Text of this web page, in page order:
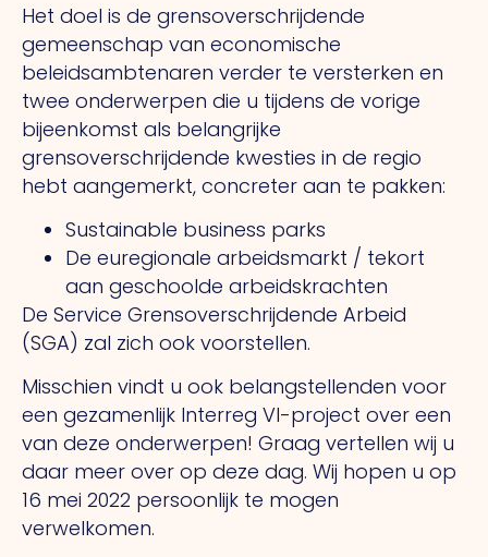
Het doel is de grensoverschrijdende
gemeenschap van economische
beleidsambtenaren verder te versterken en
twee onderwerpen die u tijdens de vorige
bijeenkomst als belangrijke
grensoverschrijdende kwesties in de regio
hebt aangemerkt, concreter aan te pakken:
Sustainable business parks
De euregionale arbeidsmarkt / tekort
aan geschoolde arbeidskrachten
De Service Grensoverschrijdende Arbeid
(SGA) zal zich ook voorstellen.
Misschien vindt u ook belangstellenden voor
een gezamenlijk Interreg VI-project over een
van deze onderwerpen! Graag vertellen wij u
daar meer over op deze dag. Wij hopen u op
16 mei 2022 persoonlijk te mogen
verwelkomen.